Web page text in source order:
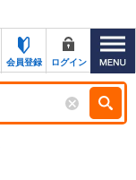
会員登録 ログイン